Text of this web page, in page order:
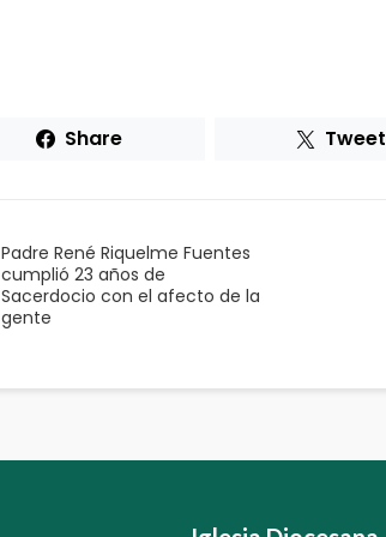
Share Tweet
Padre René Riquelme Fuentes
cumplió 23 años de
Sacerdocio con el afecto de la
gente